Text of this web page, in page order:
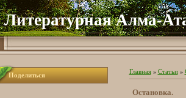
Литературная Алма-
Поделиться Главная» Статьи»
Остановка.